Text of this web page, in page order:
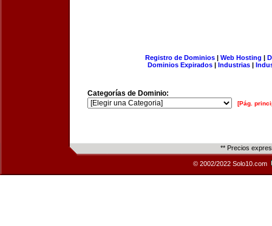
Registro de Dominios| Web Hosting |
Dominios Expirados | Industrias |
Categorías de Dominio:
[Pág.
** Precios
© 2002/2022 Solo10.com